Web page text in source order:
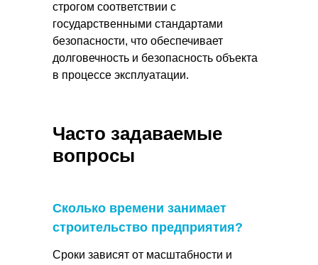
Часто задаваемые
вопросы
Сколько времени занимает
строительство предприятия?
Сроки зависят от масштабности и
строгом соответствии с
государственными стандартами
безопасности, что обеспечивает
долговечность и безопасность объекта
в процессе эксплуатации.